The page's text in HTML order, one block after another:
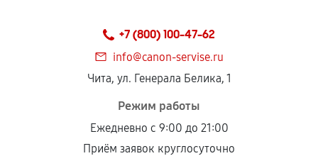
+7 (800) 100-47-62
info@canon-servise.ru
Чита, ул. Генерала Белика, 1
Режим работы
Ежедневно с 9:00 до 21:00
Приём заявок круглосуточно